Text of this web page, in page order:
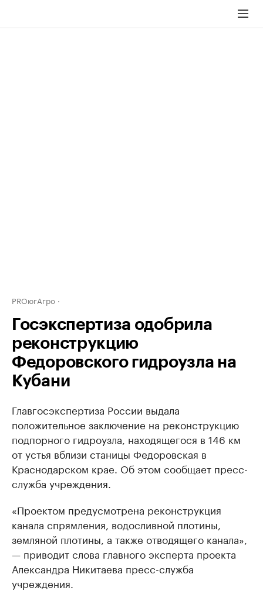
PROюгАгро
Госэкспертиза одобрила
реконструкцию
Федоровского гидроузла на
Кубани
Главгосэкспертиза России выдала
положительное заключение на реконструкцию
подпорного гидроузла, находящегося в 146 км
от устья вблизи станицы Федоровская в
Краснодарском крае. Об этом сообщает пресс-
служба учреждения.
«Проектом предусмотрена реконструкция
канала спрямления, водосливной плотины,
земляной плотины, а также отводящего канала»,
— приводит слова главного эксперта проекта
Александра Никитаева пресс-служба
учреждения.